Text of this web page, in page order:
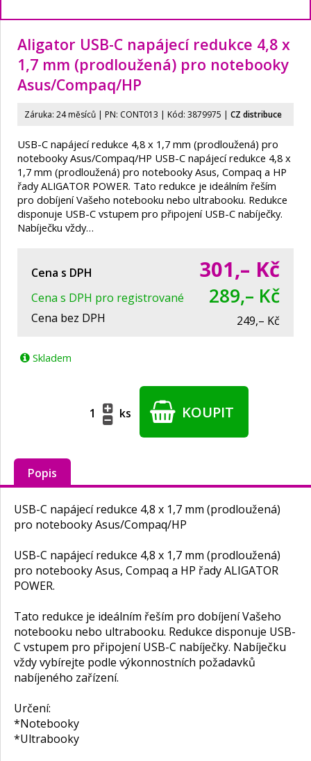
Aligator USB-C napájecí redukce 4,8 x
1,7 mm (prodloužená) pro notebooky
Asus/Compaq/HP
Záruka: 24 měsíců | PN: CONT013 | Kód: 3879975 | CZ distribuce
USB-C napájecí redukce 4,8 x 1,7 mm (prodloužená) pro
notebooky Asus/Compaq/HP USB-C napájecí redukce 4,8 x
1,7 mm (prodloužená) pro notebooky Asus, Compaq a HP
řady ALIGATOR POWER. Tato redukce je ideálním řeším
pro dobíjení Vašeho notebooku nebo ultrabooku. Redukce
disponuje USB-C vstupem pro připojení USB-C nabíječky.
Nabíječku vždy…
Cena s DPH 301,– Kč
Cena s DPH pro registrované 289,– Kč
Cena bez DPH 249,– Kč
Skladem
ks KOUPIT
Popis
USB-C napájecí redukce 4,8 x 1,7 mm (prodloužená)
pro notebooky Asus/Compaq/HP
USB-C napájecí redukce 4,8 x 1,7 mm (prodloužená)
pro notebooky Asus, Compaq a HP řady ALIGATOR
POWER.
Tato redukce je ideálním řeším pro dobíjení Vašeho
notebooku nebo ultrabooku. Redukce disponuje USB-
C vstupem pro připojení USB-C nabíječky. Nabíječku
vždy vybírejte podle výkonnostních požadavků
nabíjeného zařízení.
Určení:
*Notebooky
*Ultrabooky